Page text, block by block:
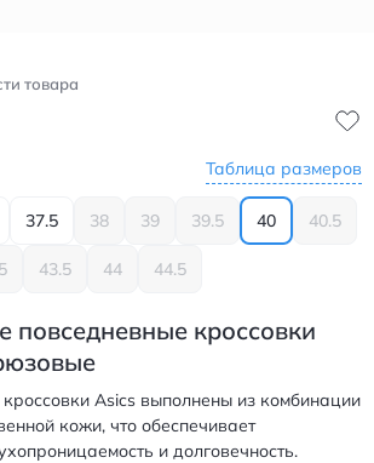
товара
Таблица размеров
37.5 38 39 39.5 40 40.5
43.5 44 44.5
повседневные кроссовки
Asics выполнены из комбинации
кожи, что обеспечивает
и долговечность.